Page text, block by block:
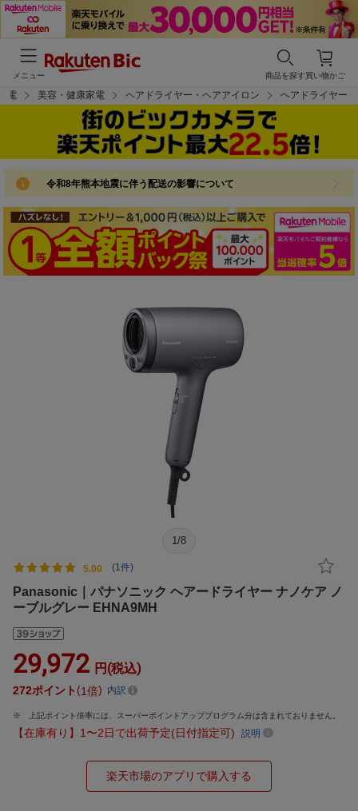
買い物かご
商品を探す
メニュー
電 美容・健康家電 ヘアドライヤー・ヘアアイロン ヘアドライヤー
令和8年熊本地震に伴う配送の影響について
1 /8
5.00 (1件)
Panasonic｜パナソニック ヘアードライヤー ナノケア ノ
ーブルグレー EHNA9MH
29,972 円(税込)
272ポイント 1倍 内訳
上記ポイント倍率には、スーパーポイントアッププログラム分は含まれておりません。
【在庫有り】1〜2日で出荷予定(日付指定可) 説明
楽天市場のアプリで購入する